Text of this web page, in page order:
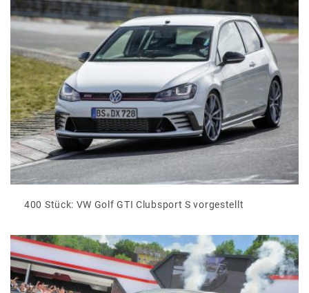
400 Stück: VW Golf GTI Clubsport S vorgestellt